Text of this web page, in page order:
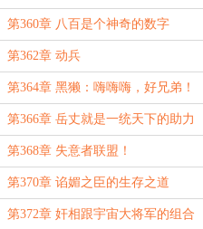
第360章 八百是个神奇的数字
第362章 动兵
第364章 黑獭：嗨嗨嗨，好兄弟！
第366章 岳丈就是一统天下的助力
第368章 失意者联盟！
第370章 谄媚之臣的生存之道
第372章 奸相跟宇宙大将军的组合